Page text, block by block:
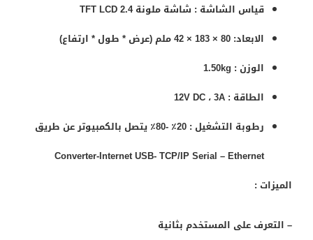
قياس الشاشة : شاشة ملونة 2.4 TFT LCD
الابعاد: 80 × 183 × 42 ملم (عرض * طول * ارتفاع)
الوزن : 1.50kg
الطاقة :
12V DC ،3A
رطوبة التشغيل :
20٪ -80٪ يتصل بالكمبيوتر عن طريق
Converter-Internet USB- TCP/IP Serial – Ethernet
الميزات :
– التعرف على المستخدم بثانية